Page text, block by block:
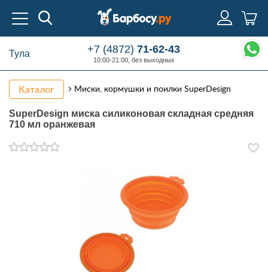
Тула +7 (4872)71-62-43
10:00-21:00, без выходных
Каталог Миски, кормушки и поилки SuperDesign
SuperDesign миска силиконовая складная средняя
710 мл оранжевая